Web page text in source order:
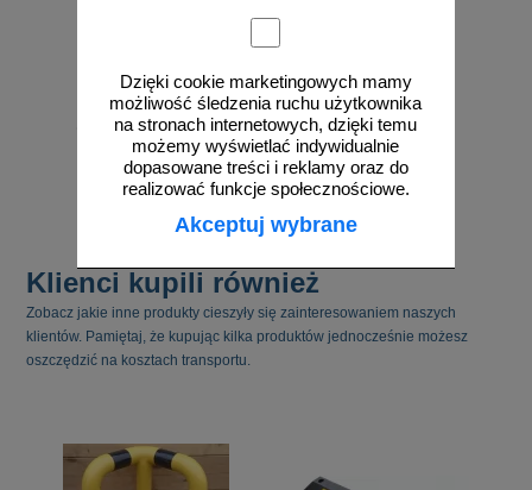
Dzięki cookie marketingowych mamy
możliwość śledzenia ruchu użytkownika
na stronach internetowych, dzięki temu
możemy wyświetlać indywidualnie
dopasowane treści i reklamy oraz do
realizować funkcje społecznościowe.
Akceptuj wybrane
od 289,05 zł
235,00 zł netto
do koszyka
Klienci kupili również
Zobacz jakie inne produkty cieszyły się zainteresowaniem naszych
klientów. Pamiętaj, że kupując kilka produktów jednocześnie możesz
oszczędzić na kosztach transportu.